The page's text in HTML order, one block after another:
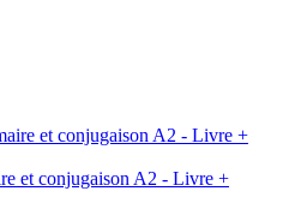
et conjugaison A2 - Livre +